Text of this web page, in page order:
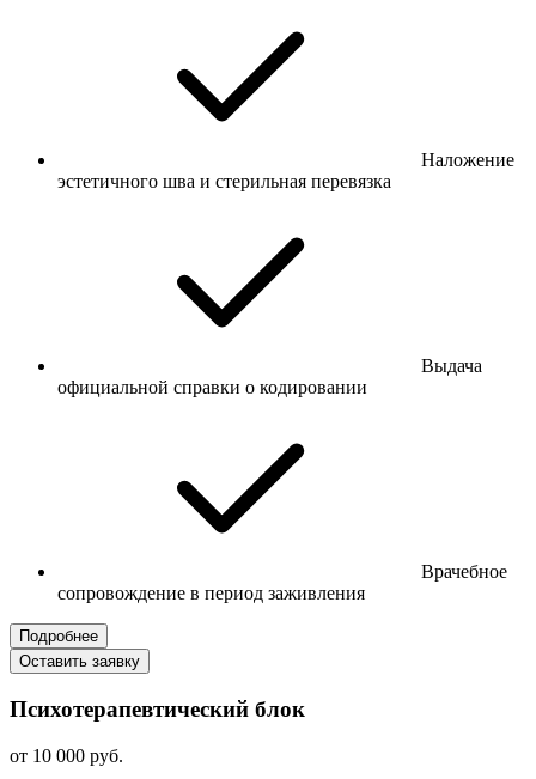
Наложение
эстетичного шва и стерильная перевязка
Выдача
официальной справки о кодировании
Врачебное
сопровождение в период заживления
Подробнее
Оставить заявку
Психотерапевтический блок
от 10 000 руб.